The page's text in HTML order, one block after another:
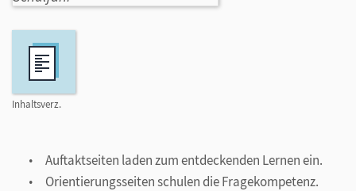
Inhaltsverz.
Auftaktseiten laden zum entdeckenden Lernen ein.
Orientierungsseiten schulen die Fragekompetenz.